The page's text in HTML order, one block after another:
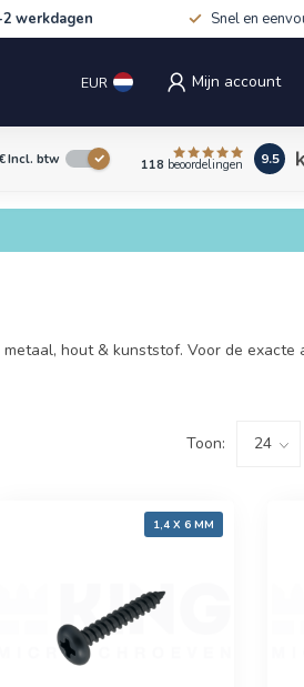
werkdagen Snel en
EUR Mijn account
€Incl. btw 118 beoordelingen 9.5
hout & kunststof. Voor de exacte
Toon:
1,4 X 6 MM